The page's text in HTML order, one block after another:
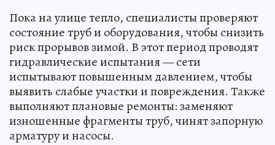
Пока на улице тепло, специалисты проверяют
состояние труб и оборудования, чтобы снизить
риск прорывов зимой. В этот период проводят
гидравлические испытания — сети
испытывают повышенным давлением, чтобы
выявить слабые участки и повреждения. Также
выполняют плановые ремонты: заменяют
изношенные фрагменты труб, чинят запорную
арматуру и насосы.